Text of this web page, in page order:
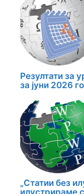
Резултати за
за јуни 2026
„Статии без
илустрираме